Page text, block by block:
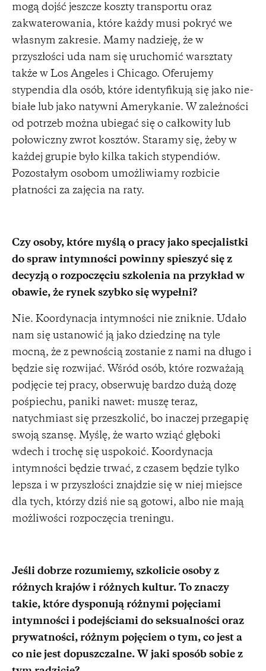
mogą dojść jeszcze koszty transportu oraz
zakwaterowania, które każdy musi pokryć we
własnym zakresie. Mamy nadzieję, że w
przyszłości uda nam się uruchomić warsztaty
także w Los Angeles i Chicago. Oferujemy
stypendia dla osób, które identyfikują się jako nie-
białe lub jako natywni Amerykanie. W zależności
od potrzeb można ubiegać się o całkowity lub
połowiczny zwrot kosztów. Staramy się, żeby w
każdej grupie było kilka takich stypendiów.
Pozostałym osobom umożliwiamy rozbicie
płatności za zajęcia na raty.
Czy osoby, które myślą o pracy jako specjalistki
do spraw intymności powinny spieszyć się z
decyzją o rozpoczęciu szkolenia na przykład w
obawie, że rynek szybko się wypełni?
Nie. Koordynacja intymności nie zniknie. Udało
nam się ustanowić ją jako dziedzinę na tyle
mocną, że z pewnością zostanie z nami na długo i
będzie się rozwijać. Wśród osób, które rozważają
podjęcie tej pracy, obserwuję bardzo dużą dozę
pośpiechu, paniki nawet: muszę teraz,
natychmiast się przeszkolić, bo inaczej przegapię
swoją szansę. Myślę, że warto wziąć głęboki
wdech i trochę się uspokoić. Koordynacja
intymności będzie trwać, z czasem będzie tylko
lepsza i w przyszłości znajdzie się w niej miejsce
dla tych, którzy dziś nie są gotowi, albo nie mają
możliwości rozpoczęcia treningu.
Jeśli dobrze rozumiemy, szkolicie osoby z
różnych krajów i różnych kultur. To znaczy
takie, które dysponują różnymi pojęciami
intymności i podejściami do seksualności oraz
prywatności, różnym pojęciem o tym, co jest a
co nie jest dopuszczalne. W jaki sposób sobie z